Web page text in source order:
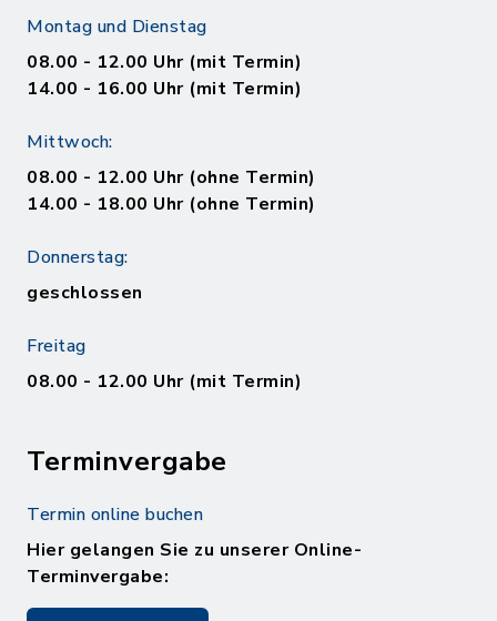
Montag und Dienstag
08.00 - 12.00 Uhr (mit Termin)
14.00 - 16.00 Uhr (mit Termin)
Mittwoch:
08.00 - 12.00 Uhr (ohne Termin)
14.00 - 18.00 Uhr (ohne Termin)
Donnerstag:
geschlossen
Freitag
08.00 - 12.00 Uhr (mit Termin)
Terminvergabe
Termin online buchen
Hier gelangen Sie zu unserer Online-
Terminvergabe: